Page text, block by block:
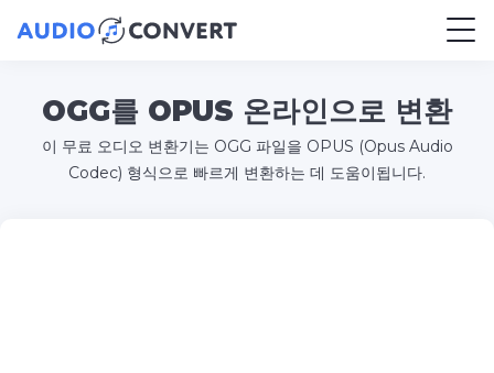
OGG를 OPUS 온라인으로 변환
이 무료 오디오 변환기는 OGG 파일을 OPUS (Opus Audio
Codec) 형식으로 빠르게 변환하는 데 도움이됩니다.